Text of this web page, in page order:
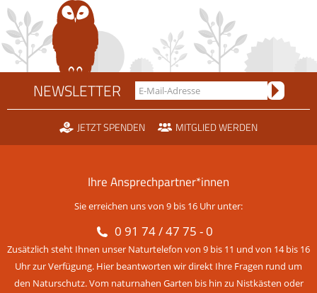
NEWSLETTER
JETZT SPENDEN MITGLIED WERDEN
Ihre Ansprechpartner*innen
Sie erreichen uns von 9 bis 16 Uhr unter:
0 91 74 / 47 75 - 0
Zusätzlich steht Ihnen unser Naturtelefon von 9 bis 11 und von 14 bis 16
Uhr zur Verfügung. Hier beantworten wir direkt Ihre Fragen rund um
den Naturschutz. Vom naturnahen Garten bis hin zu Nistkästen oder